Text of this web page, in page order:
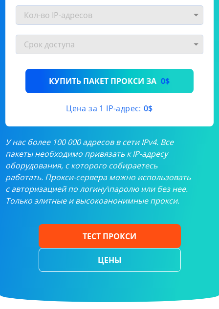
КУПИТЬ ПАКЕТ ПРОКСИ ЗА 0$
Цена за 1 IP-адрес: 0$
У нас более 100 000 адресов в сети IPv4. Все
пакеты необходимо привязать к IP-адресу
оборудования, с которого собираетесь
работать. Прокси-сервера можно использовать
с авторизацией по логину\паролю или без нее.
Только элитные и высокоанонимные прокси.
ТЕСТ ПРОКСИ
ЦЕНЫ